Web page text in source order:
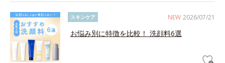
NEW 2026/07/21
スキンケア
お悩み別に特徴を比較！ 洗顔料6選